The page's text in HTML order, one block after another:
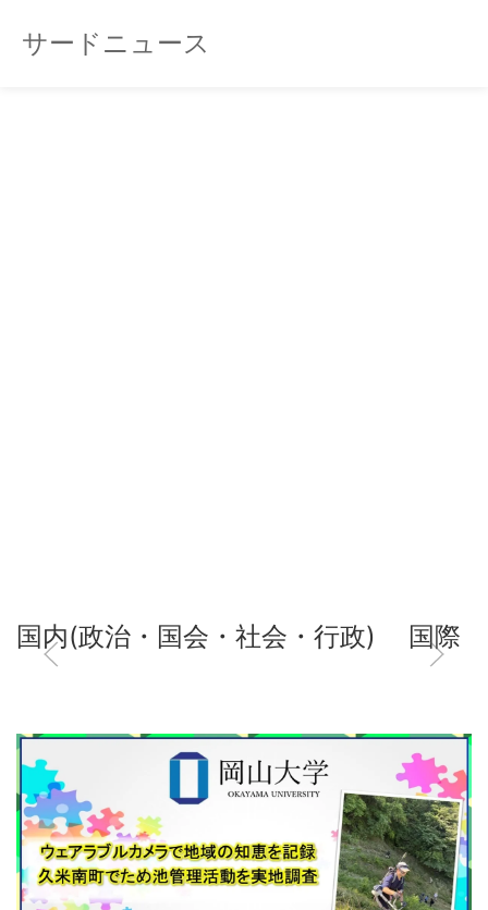
サードニュース
国内(政治・国会・社会・行政) 国際